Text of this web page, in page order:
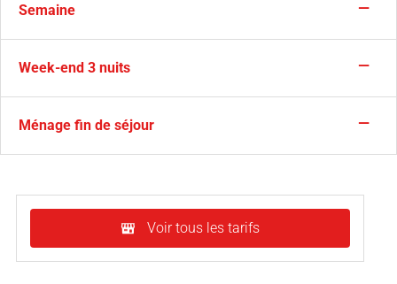
Semaine —
Week-end 3 nuits —
Ménage fin de séjour —
Voir tous les tarifs